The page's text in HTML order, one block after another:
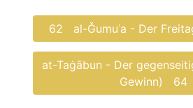
Beiträge
62 al-Ǧumuʿa - Der
at-Taġābun - Der
Gewinn) 64